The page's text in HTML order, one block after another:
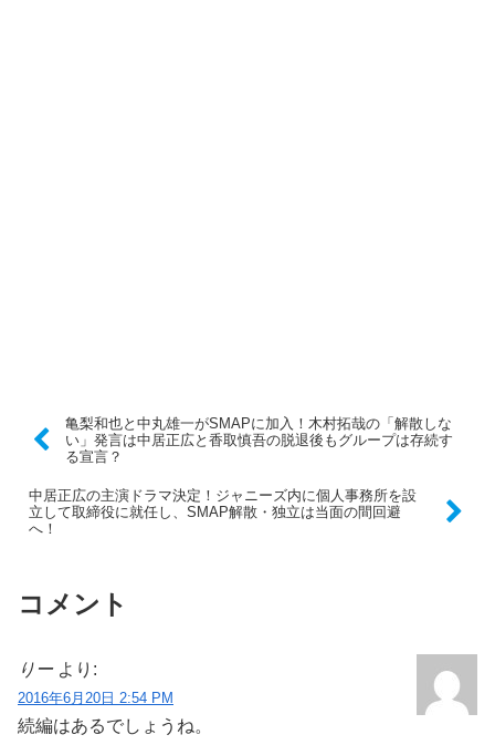
亀梨和也と中丸雄一がSMAPに加入！木村拓哉の「解散しな
い」発言は中居正広と香取慎吾の脱退後もグループは存続す
る宣言？
中居正広の主演ドラマ決定！ジャニーズ内に個人事務所を設
立して取締役に就任し、SMAP解散・独立は当面の間回避
へ！
コメント
りー より:
2016年6月20日 2:54 PM
続編はあるでしょうね。